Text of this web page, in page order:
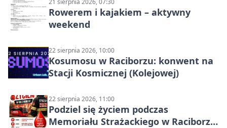
21 sierpnia 2026, 07:30
Rowerem i kajakiem – aktywny
weekend
22 sierpnia 2026, 10:00
Kosumosu w Raciborzu: konwent na
Stacji Kosmicznej (Kolejowej)
22 sierpnia 2026, 11:00
Podziel się życiem podczas
Memoriału Strażackiego w Raciborzu